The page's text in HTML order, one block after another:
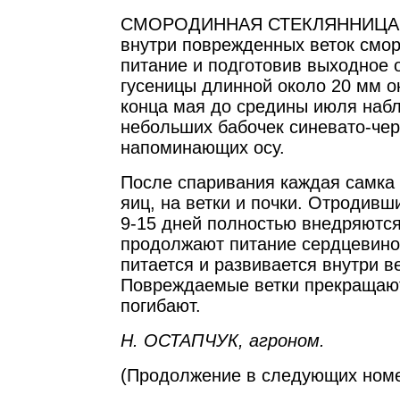
СМОРОДИННАЯ СТЕКЛЯННИЦА.
внутри поврежденных веток
питание и подготовив выходное
гусеницы длинной около 20 мм
конца мая до средины июля
небольших бабочек синевато-
напоминающих осу.
После спаривания каждая
яиц, на ветки и почки.
9-15 дней полностью
продолжают питание
питается и развивается внутри
Повреждаемые ветки
погибают.
Н. ОСТАПЧУК, агроном.
(Продолжение в следующих